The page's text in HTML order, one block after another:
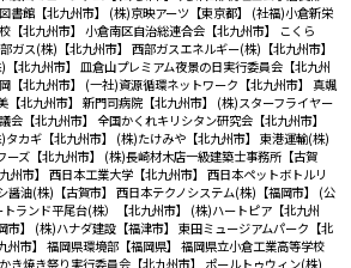
書館【北九州市】 (株)京映アーツ【東京都】 (社福)小倉新栄
【北九州市】 小倉南区自治総連合会【北九州市】
こくら
ガス(株)【北九州市】 西部ガスエネルギー(株)【北九州市】
北九州市】 皿倉山プレミアム夜景の日実行委員会【北九州
【北九州市】 (一社)資源循環ネットワーク【北九州市】 真颯
【北九州市】 新門司病院【北九州市】 (株)スターフライヤー
会【北九州市】 全国かくれキリシタン研究会【北九州市】
タカギ【北九州市】 (株)たけみや【北九州市】 東港運輸(株)
ズ【北九州市】 (株)長崎材木店一級建築士事務所【古賀
州市】 西日本工業大学【北九州市】 西日本ペットボトルリ
醤油(株)【古賀市】 西日本テクノシステム(株)【福岡市】 (公
トランド平尾台(株）【北九州市】 (株)ハートピア【北九州
】 (株)ハナダ建設【福津市】 東田ミュージアムパーク【北
市】 福岡県環境部【福岡県】 福岡県立小倉工業高等学校
き焼き祭り実行委員会【北九州市】 ポールトゥウィン(株)